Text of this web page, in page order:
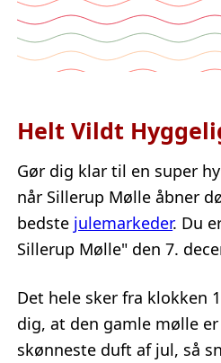
Helt Vildt
Gør dig klar til en super
når Sillerup Mølle åbner
bedste julemarkeder. Du
Sillerup Mølle" den 7.
Det hele sker fra klokken
dig, at den gamle mølle
skønneste duft af jul, så